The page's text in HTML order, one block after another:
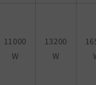
11000
W
13200
W